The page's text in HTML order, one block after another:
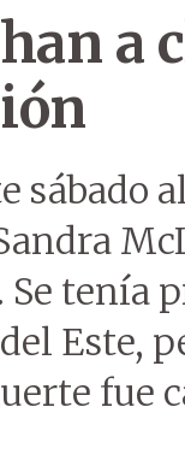
a
sábado
tenía
Este,
fue